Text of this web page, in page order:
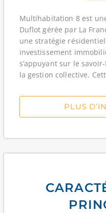
Multihabitation 8 est
Duflot gérée par La
une stratégie
investissement
s’appuyant sur le
la gestion collective.
PLUS